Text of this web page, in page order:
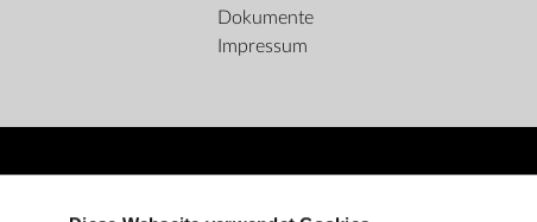
Dokumente
Impressum